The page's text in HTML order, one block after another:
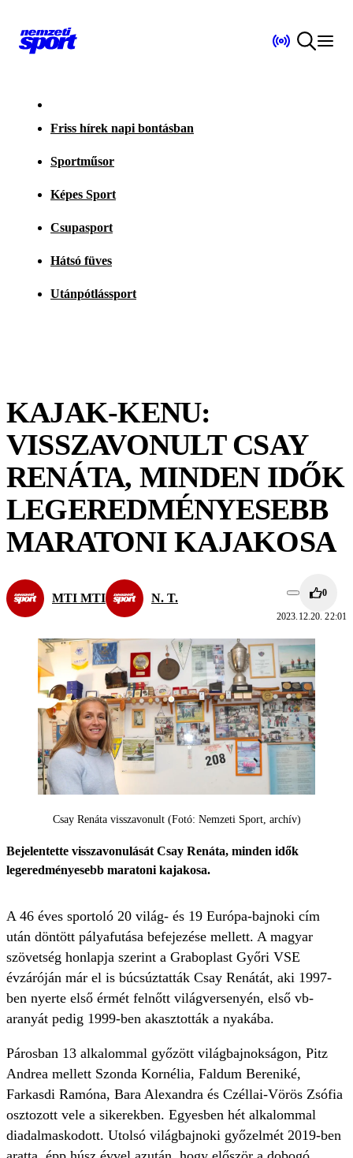
Friss hírek napi bontásban
Sportműsor
Képes Sport
Csupasport
Hátsó füves
Utánpótlássport
KAJAK-KENU:
VISSZAVONULT CSAY
RENÁTA, MINDEN IDŐK
LEGEREDMÉNYESEBB
MARATONI KAJAKOSA
MTI MTI N. T. 0
2023.12.20. 22:01
Csay Renáta visszavonult (Fotó: Nemzeti Sport, archív)
Bejelentette visszavonulását Csay Renáta, minden idők
legeredményesebb maratoni kajakosa.
A 46 éves sportoló 20 világ- és 19 Európa-bajnoki cím
után döntött pályafutása befejezése mellett. A magyar
szövetség honlapja szerint a Graboplast Győri VSE
évzáróján már el is búcsúztatták Csay Renátát, aki 1997-
ben nyerte első érmét felnőtt világversenyén, első vb-
aranyát pedig 1999-ben akasztották a nyakába.
Párosban 13 alkalommal győzött világbajnokságon, Pitz
Andrea mellett Szonda Kornélia, Faldum Bereniké,
Farkasdi Ramóna, Bara Alexandra és Czéllai-Vörös Zsófia
osztozott vele a sikerekben. Egyesben hét alkalommal
diadalmaskodott. Utolsó világbajnoki győzelmét 2019-ben